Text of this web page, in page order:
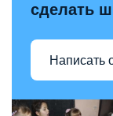
сделать
Написать